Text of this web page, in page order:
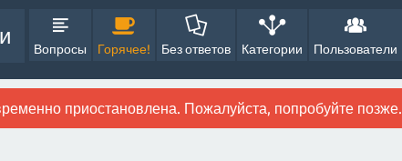
Вопросы Горячее! Без ответов Категории Пользователи
приостановлена. Пожалуйста, попробуйте позже.